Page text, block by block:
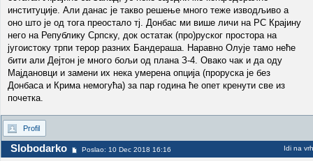
институције. Али данас је такво решење много теже изводљиво а
оно што је од тога преостало тј. Донбас ми више личи на РС Крајину
него на Републику Српску, док остатак (про)руског простора на
југоистоку трпи терор разних Бандераша. Наравно Олује тамо неће
бити али Дејтон је много бољи од плана З-4. Овако чак и да оду
Мајдановци и замени их нека умерена опција (проруска је без
Донбаса и Крима немогућа) за пар година ће опет кренути све из
почетка.
Profil
Slobodarko Poslao: 10 Dec 2018 16:16 Idi na vrh